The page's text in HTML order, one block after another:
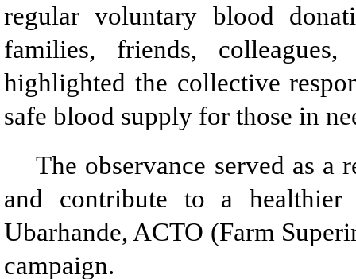
regular voluntary blood
families, friends,
highlighted the collective
safe blood supply for those in
The observance served as a
and contribute to a healthier
Ubarhande, ACTO (Farm
campaign.